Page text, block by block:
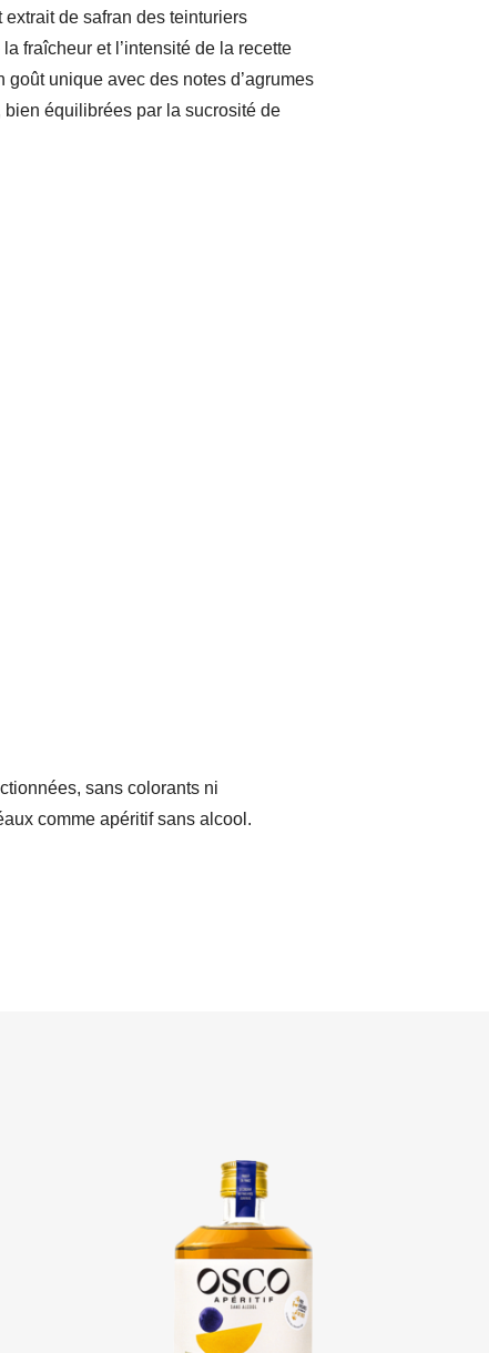
de safran des teinturiers
fraîcheur et l’intensité de la recette
unique avec des notes d’agrumes
équilibrées par la sucrosité de
sans colorants ni
comme apéritif sans alcool.